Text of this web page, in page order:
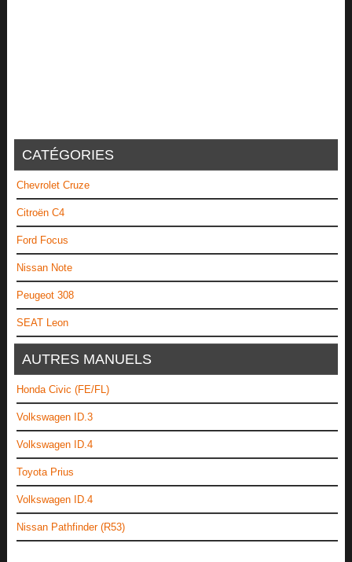
CATÉGORIES
Chevrolet Cruze
Citroën C4
Ford Focus
Nissan Note
Peugeot 308
SEAT Leon
AUTRES MANUELS
Honda Civic (FE/FL)
Volkswagen ID.3
Volkswagen ID.4
Toyota Prius
Volkswagen ID.4
Nissan Pathfinder (R53)